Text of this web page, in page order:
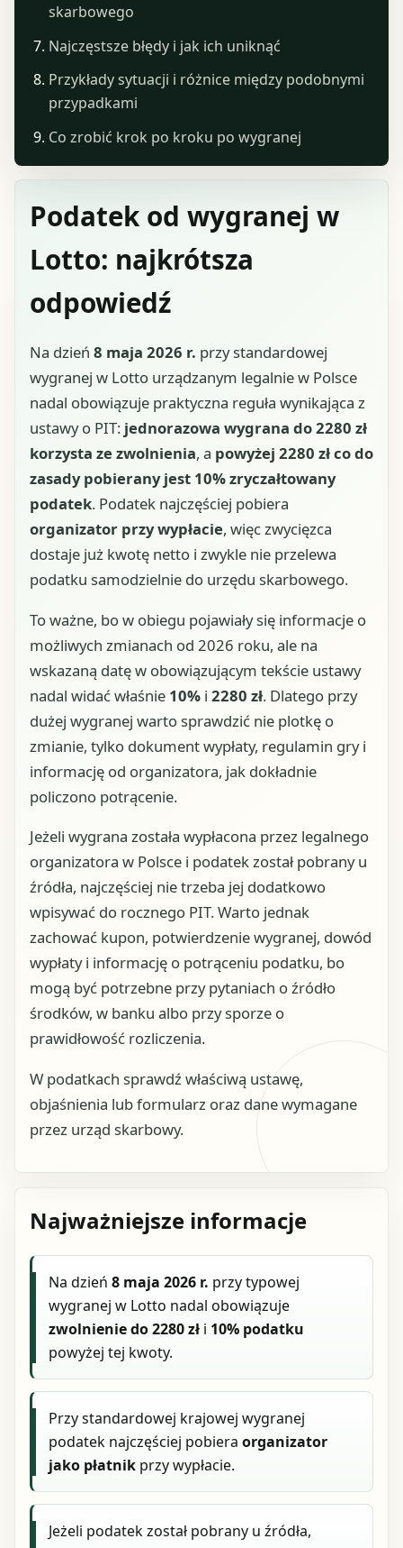
Podatek od wygranej w
Lotto: najkrótsza
odpowiedź
Na dzień 8 maja 2026 r. przy standardowej
wygranej w Lotto urządzanym legalnie w Polsce
nadal obowiązuje praktyczna reguła wynikająca z
ustawy o PIT: jednorazowa wygrana do 2280 zł
korzysta ze zwolnienia, a powyżej 2280 zł co do
zasady pobierany jest 10% zryczałtowany
podatek. Podatek najczęściej pobiera
organizator przy wypłacie, więc zwycięzca
dostaje już kwotę netto i zwykle nie przelewa
podatku samodzielnie do urzędu skarbowego.
To ważne, bo w obiegu pojawiały się informacje o
możliwych zmianach od 2026 roku, ale na
wskazaną datę w obowiązującym tekście ustawy
nadal widać właśnie 10% i 2280 zł. Dlatego przy
dużej wygranej warto sprawdzić nie plotkę o
zmianie, tylko dokument wypłaty, regulamin gry i
informację od organizatora, jak dokładnie
policzono potrącenie.
Jeżeli wygrana została wypłacona przez legalnego
organizatora w Polsce i podatek został pobrany u
źródła, najczęściej nie trzeba jej dodatkowo
wpisywać do rocznego PIT. Warto jednak
zachować kupon, potwierdzenie wygranej, dowód
wypłaty i informację o potrąceniu podatku, bo
mogą być potrzebne przy pytaniach o źródło
środków, w banku albo przy sporze o
prawidłowość rozliczenia.
W podatkach sprawdź właściwą ustawę,
objaśnienia lub formularz oraz dane wymagane
przez urząd skarbowy.
Najważniejsze informacje
Na dzień8 maja 2026 r. przy typowej
wygranej w Lotto nadal obowiązuje
zwolnienie do 2280 zł i 10% podatku
powyżej tej kwoty.
Przy standardowej krajowej wygranej
podatek najczęściej pobieraorganizator
jako płatnik przy wypłacie.
Jeżeli podatek został pobrany u źródła,
skarbowego
Najczęstsze błędy i jak ich uniknąć
Przykłady sytuacji i różnice między podobnymi
przypadkami
Co zrobić krok po kroku po wygranej